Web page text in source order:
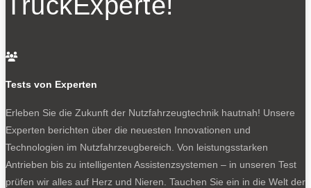
batterieelektrische Dutro verkauft. Bei der Neufassung
„Poncho dot“ für wechselnden Personen- und Gütertransport,
– der Reisebus Hino Selega, mit Produktionsstart im
Frühjahr 2026

Tests von Experten
Erleben Sie die Zukunft der Nutzfahrzeugtechnik hautnah! Unsere
Experten berichten über die neuesten Innovationen und
Technologien im Nutzfahrzeugbereich. Von leistungsstarken
Antrieben bis zu intelligenten Assistenzsystemen – in unseren Test
prüfen wir alles auf Herz und Nieren. Tauchen Sie ein in die Welt der